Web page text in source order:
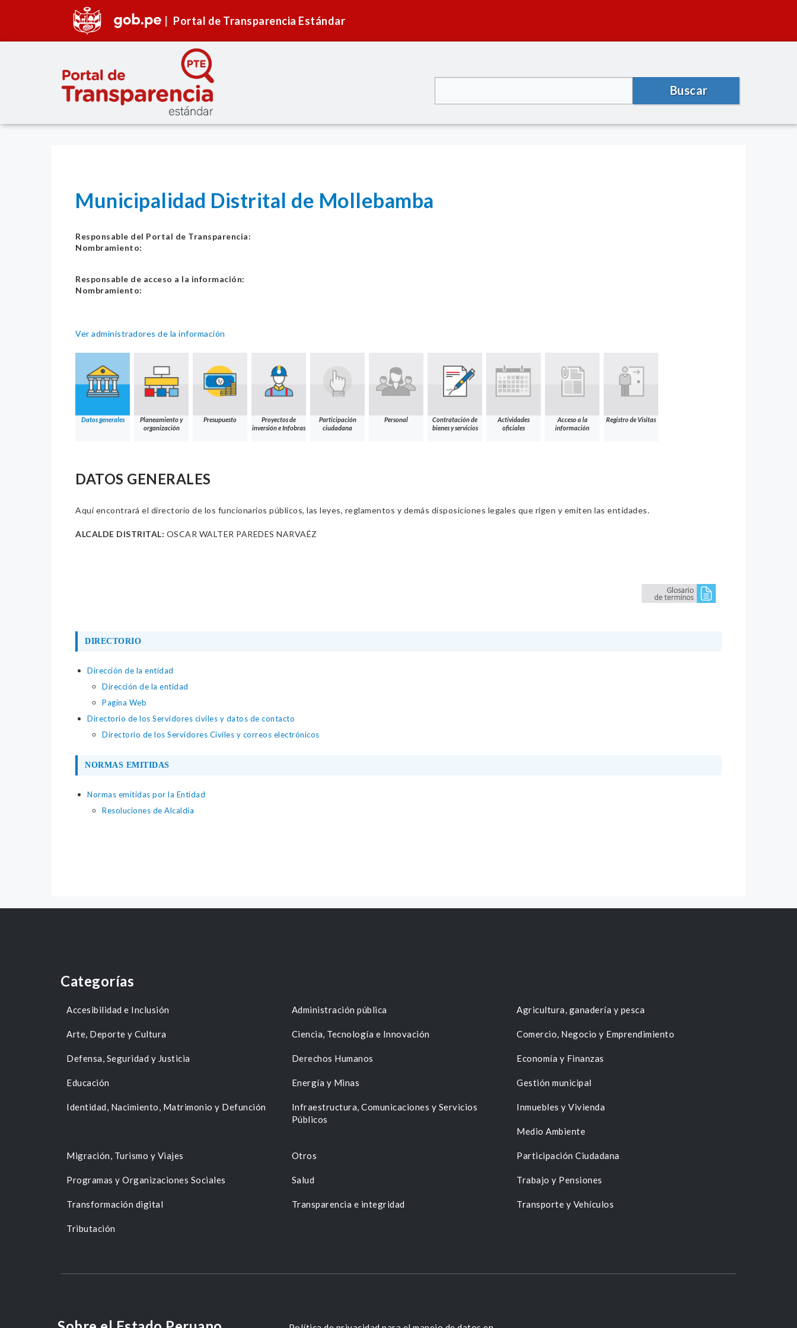
Portal de Transparencia Estándar
Buscar
Municipalidad Distrital de Mollebamba
Responsable del Portal de Transparencia:
Nombramiento:
Responsable de acceso a la información:
Nombramiento:
Ver administradores de la información
Datos generales
Planeamiento y
organización
Presupuesto
Proyectos de
inversión e Infobras
Participación
ciudadana
Personal
Contratación de
bienes y servicios
Actividades
oficiales
Acceso a la
información
Registro de Visitas
DATOS GENERALES
Aquí encontrará el directorio de los funcionarios públicos, las leyes, reglamentos y demás disposiciones legales que rigen y emiten las entidades.
ALCALDE DISTRITAL: OSCAR WALTER PAREDES NARVAÉZ
DIRECTORIO
Dirección de la entidad
Dirección de la entidad
Pagina Web
Directorio de los Servidores civiles y datos de contacto
Directorio de los Servidores Civiles y correos electrónicos
NORMAS EMITIDAS
Normas emitidas por la Entidad
Resoluciones de Alcaldía
Categorías
Accesibilidad e Inclusión Administración pública Agricultura, ganadería y pesca
Arte, Deporte y Cultura Ciencia, Tecnología e Innovación Comercio, Negocio y Emprendimiento
Defensa, Seguridad y Justicia Derechos Humanos Economía y Finanzas
Educación Energía y Minas Gestión municipal
Identidad, Nacimiento, Matrimonio y Defunción
Infraestructura, Comunicaciones y Servicios
Públicos
Inmuebles y Vivienda
Medio Ambiente
Migración, Turismo y Viajes Otros Participación Ciudadana
Programas y Organizaciones Sociales Salud Trabajo y Pensiones
Transformación digital Transparencia e integridad Transporte y Vehículos
Tributación